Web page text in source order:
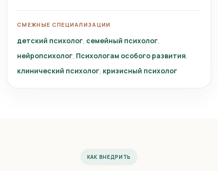
СМЕЖНЫЕ СПЕЦИАЛИЗАЦИИ
детский психолог семейный психолог
нейропсихолог Психологам особого развития
клинический психолог кризисный психолог
КАК ВНЕДРИТЬ